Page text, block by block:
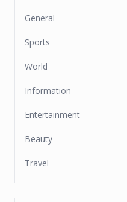
General
Sports
World
Information
Entertainment
Beauty
Travel